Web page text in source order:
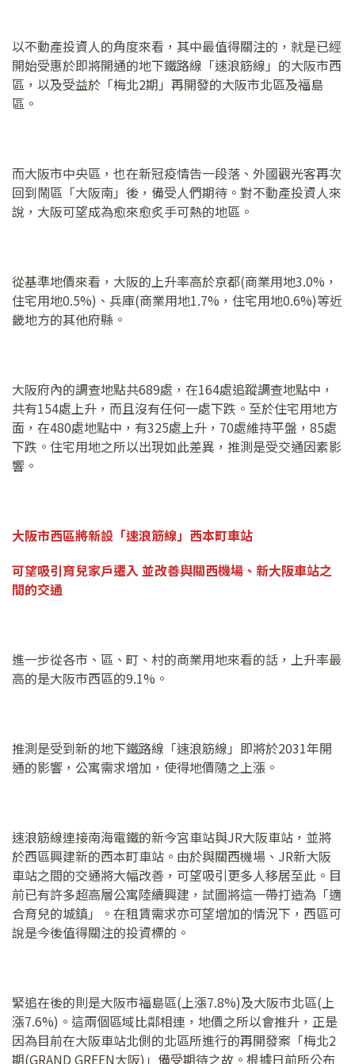
以不動產投資人的角度來看，其中最值得關注的，就是已經
開始受惠於即將開通的地下鐵路線「速浪筋線」的大阪市西
區，以及受益於「梅北2期」再開發的大阪市北區及福島
區。
而大阪市中央區，也在新冠疫情告一段落、外國觀光客再次
回到鬧區「大阪南」後，備受人們期待。對不動產投資人來
說，大阪可望成為愈來愈炙手可熱的地區。
從基準地價來看，大阪的上升率高於京都(商業用地3.0%，
住宅用地0.5%)、兵庫(商業用地1.7%，住宅用地0.6%)等近
畿地方的其他府縣。
大阪府內的調查地點共689處，在164處追蹤調查地點中，
共有154處上升，而且沒有任何一處下跌。至於住宅用地方
面，在480處地點中，有325處上升，70處維持平盤，85處
下跌。住宅用地之所以出現如此差異，推測是受交通因素影
響。
大阪市西區將新設「速浪筋線」西本町車站
可望吸引育兒家戶遷入並改善與關西機場、新大阪車站之
間的交通
進一步從各市、區、町、村的商業用地來看的話，上升率最
高的是大阪市西區的9.1%。
推測是受到新的地下鐵路線「速浪筋線」即將於2031年開
通的影響，公寓需求增加，使得地價隨之上漲。
速浪筋線連接南海電鐵的新今宮車站與JR大阪車站，並將
於西區興建新的西本町車站。由於與關西機場、JR新大阪
車站之間的交通將大幅改善，可望吸引更多人移居至此。目
前已有許多超高層公寓陸續興建，試圖將這一帶打造為「適
合育兒的城鎮」。在租賃需求亦可望增加的情況下，西區可
說是今後值得關注的投資標的。
緊追在後的則是大阪市福島區(上漲7.8%)及大阪市北區(上
漲7.6%)。這兩個區域比鄰相連，地價之所以會推升，正是
因為目前在大阪車站北側的北區所進行的再開發案「梅北2
期(GRAND GREEN大阪)」備受期待之故。根據日前所公布